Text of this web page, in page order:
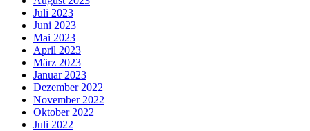
Juli 2023
Juni 2023
Mai 2023
April 2023
März 2023
Januar 2023
Dezember 2022
November 2022
Oktober 2022
Juli 2022